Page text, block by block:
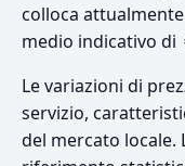
colloca
medio indicativo di
Le variazioni di
servizio,
del mercato locale.